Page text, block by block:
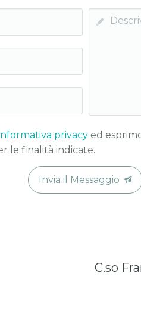
privacy ed
le finalità indicate.
Invia il Messaggio
C.so